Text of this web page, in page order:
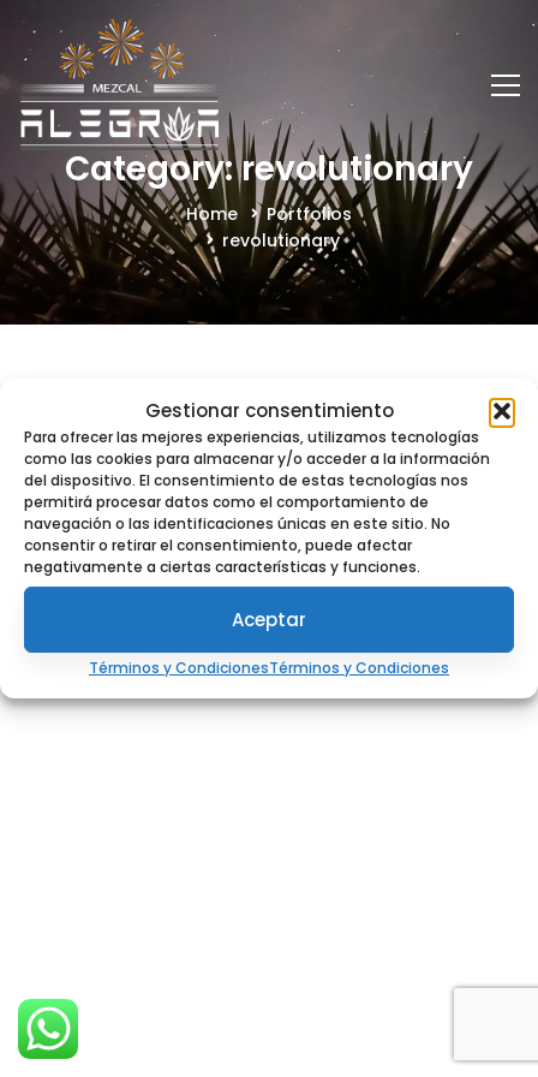
Gestionar consentimiento
Para ofrecer las mejores experiencias, utilizamos tecnologías
como las cookies para almacenar y/o acceder a la información
del dispositivo. El consentimiento de estas tecnologías nos
permitirá procesar datos como el comportamiento de
navegación o las identificaciones únicas en este sitio. No
consentir o retirar el consentimiento, puede afectar
negativamente a ciertas características y funciones.
Aceptar
Términos y CondicionesTérminos y Condiciones
Category: revolutionary
Home
Portfolios
revolutionary